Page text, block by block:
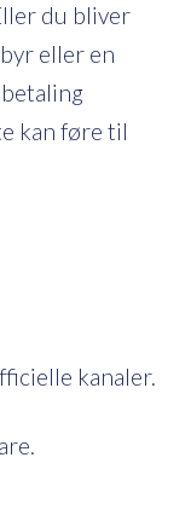
du bliver
eller en
kan føre til
kanaler.